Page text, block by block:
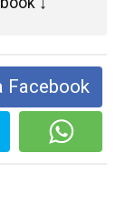
Facebook